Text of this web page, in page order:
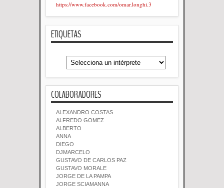
https://www.facebook.com/omar.longhi.3
ETIQUETAS
COLABORADORES
ALEXANDRO COSTAS
ALFREDO GOMEZ
ALBERTO
ANNA
DIEGO
DJMARCELO
GUSTAVO DE CARLOS PAZ
GUSTAVO MORALE
JORGE DE LA PAMPA
JORGE SCIAMANNA